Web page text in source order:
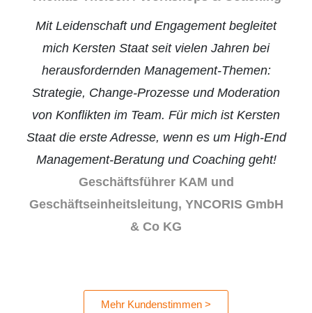
Mit Leidenschaft und Engagement begleitet
mich Kersten Staat seit vielen Jahren bei
herausfordernden Management-Themen:
Strategie, Change-Prozesse und Moderation
von Konflikten im Team. Für mich ist Kersten
Staat die erste Adresse, wenn es um High-End
Management-Beratung und Coaching geht!
Geschäftsführer KAM und
Geschäftseinheitsleitung, YNCORIS GmbH
& Co KG
Mehr Kundenstimmen >